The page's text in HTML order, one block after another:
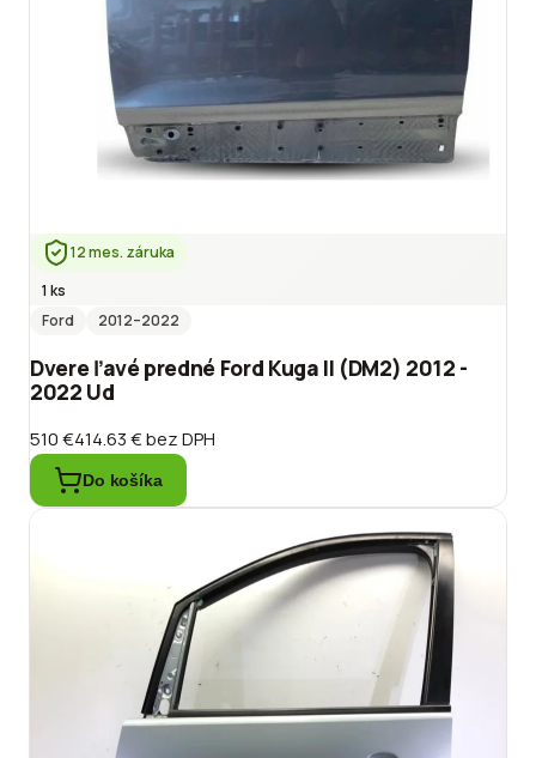
12 mes. záruka
1 ks
Ford
2012–2022
Dvere ľavé predné Ford Kuga II (DM2) 2012 -
2022 Ud
510 €414.63 €bez DPH
Do košíka